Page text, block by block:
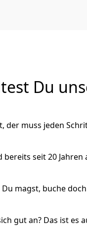
Du
der muss jeden
seit 20 Jahren
magst, buche
gut an? Das ist es